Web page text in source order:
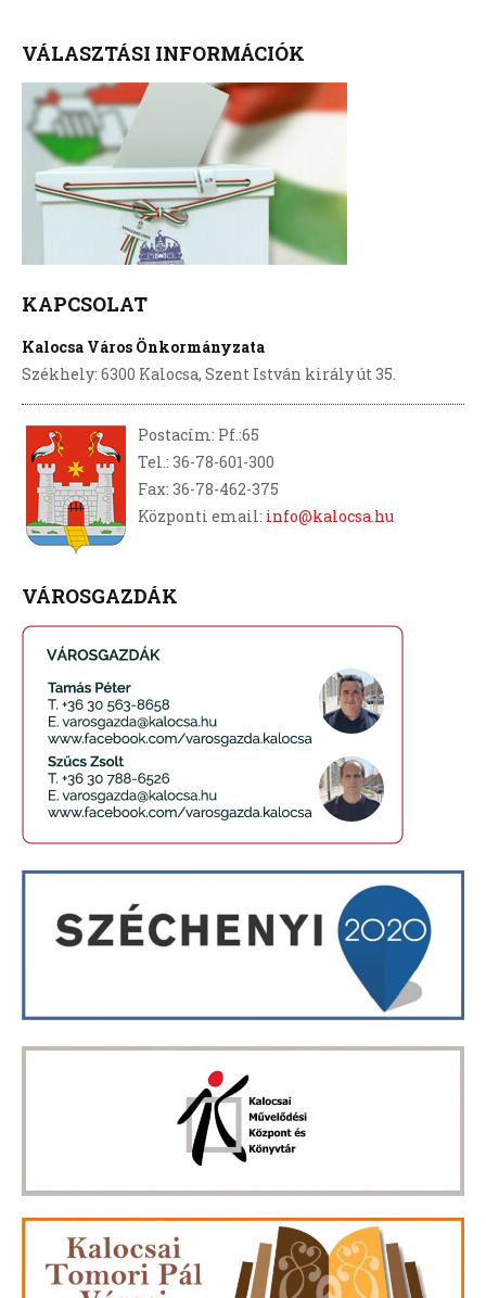
VÁLASZTÁSI INFORMÁCIÓK
KAPCSOLAT
Kalocsa Város Önkormányzata
Székhely: 6300 Kalocsa, Szent István király út 35.
Postacím: Pf.:65
Tel.: 36-78-601-300
Fax: 36-78-462-375
Központi email: info@kalocsa.hu
VÁROSGAZDÁK